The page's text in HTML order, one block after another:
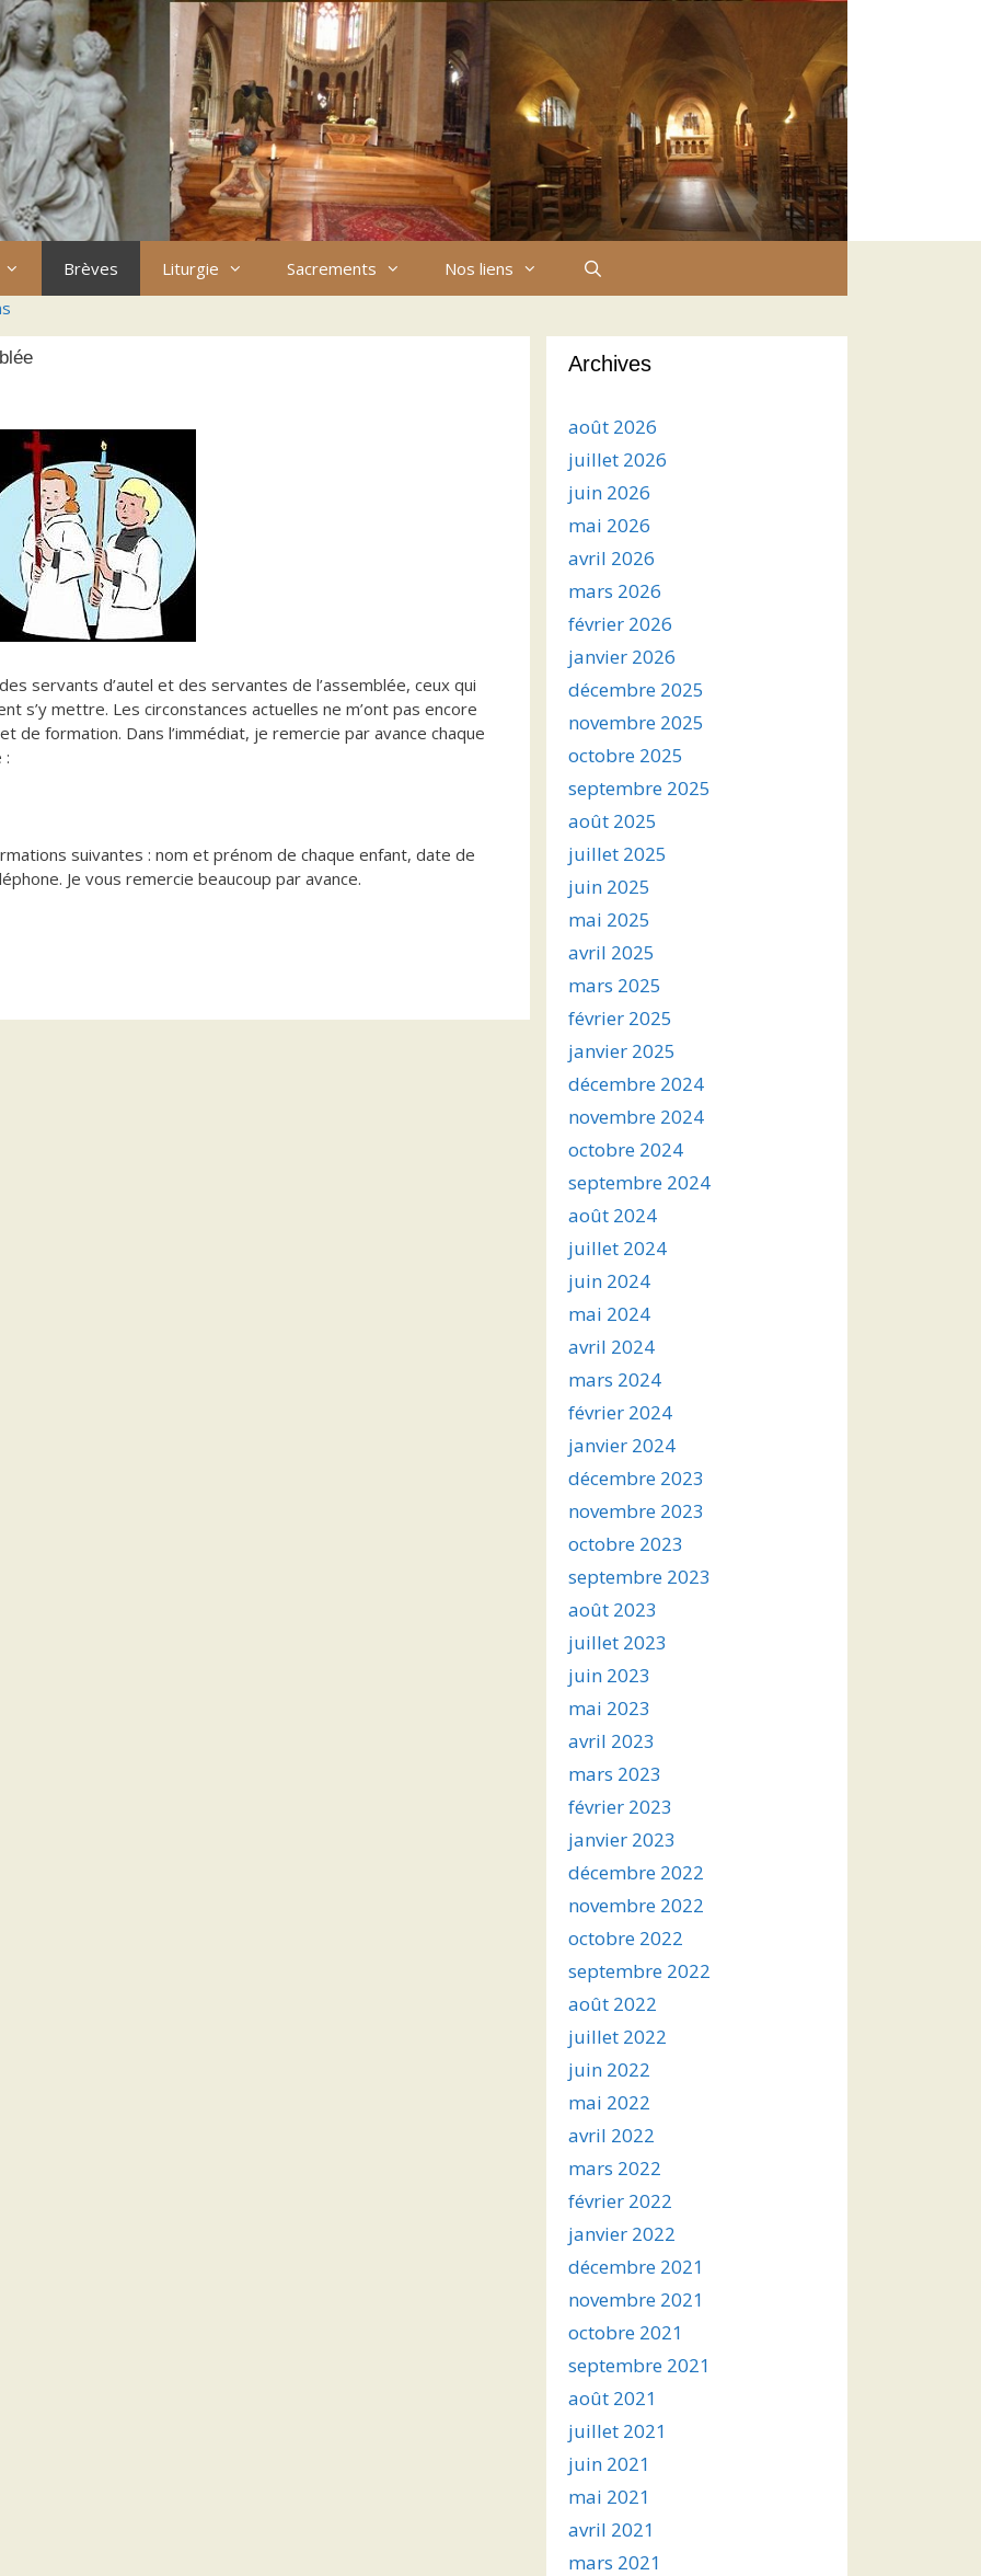
Brèves Liturgie Sacrements
Nos liens
servants d’autel et des servantes de l’assemblée, ceux qui
s’y mettre. Les circonstances actuelles ne m’ont pas encore
formation. Dans l’immédiat, je remercie par avance chaque
:
suivantes : nom et prénom de chaque enfant, date de
Je vous remercie beaucoup par avance.
Archives
août 2026
juillet 2026
juin 2026
mai 2026
avril 2026
mars 2026
février 2026
janvier 2026
décembre 2025
novembre 2025
octobre 2025
septembre 2025
août 2025
juillet 2025
juin 2025
mai 2025
avril 2025
mars 2025
février 2025
janvier 2025
décembre 2024
novembre 2024
octobre 2024
septembre 2024
août 2024
juillet 2024
juin 2024
mai 2024
avril 2024
mars 2024
février 2024
janvier 2024
décembre 2023
novembre 2023
octobre 2023
septembre 2023
août 2023
juillet 2023
juin 2023
mai 2023
avril 2023
mars 2023
février 2023
janvier 2023
décembre 2022
novembre 2022
octobre 2022
septembre 2022
août 2022
juillet 2022
juin 2022
mai 2022
avril 2022
mars 2022
février 2022
janvier 2022
décembre 2021
novembre 2021
octobre 2021
septembre 2021
août 2021
juillet 2021
juin 2021
mai 2021
avril 2021
mars 2021